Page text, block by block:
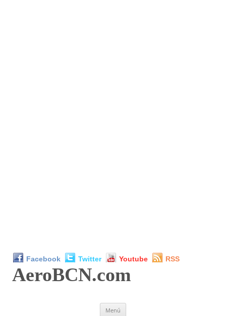
Facebook Twitter Youtube RSS
AeroBCN.com
Menú